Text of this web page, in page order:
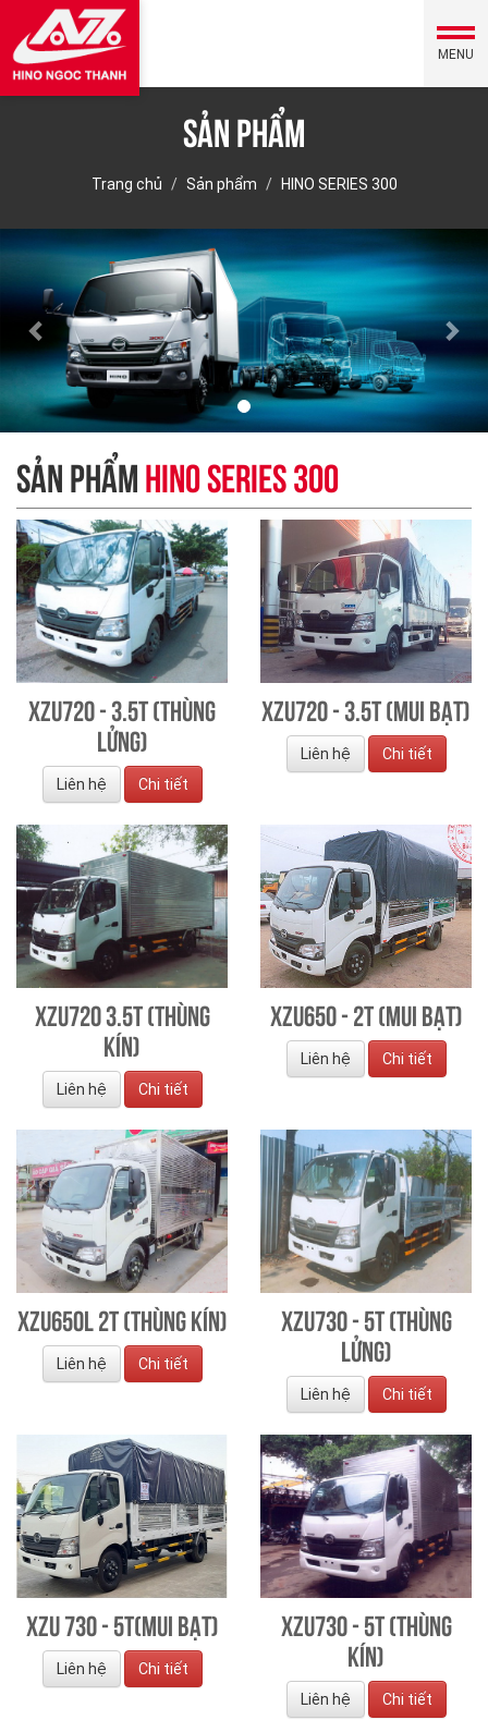
MENU
Sản phẩm
Trang chủ Sản phẩm HINO SERIES 300
Previous
SẢN PHẨMHINO SERIES 300
XZU720 - 3.5T (Thùng
lửng)
Liên hệ Chi tiết
XZU720 - 3.5T (Mui bạt)
Liên hệ Chi tiết
XZU720 3.5T (Thùng
kín)
Liên hệ Chi tiết
XZU650 - 2T (Mui bạt)
Liên hệ Chi tiết
XZU650L 2T (Thùng kín)
Liên hệ Chi tiết
XZU730 - 5T (Thùng
lửng)
Liên hệ Chi tiết
XZU 730 - 5T(Mui bạt)
Liên hệ Chi tiết
XZU730 - 5T (Thùng
kín)
Liên hệ Chi tiết